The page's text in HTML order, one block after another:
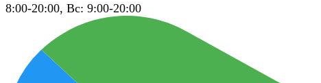
8:00-20:00, Вс: 9:00-20:00